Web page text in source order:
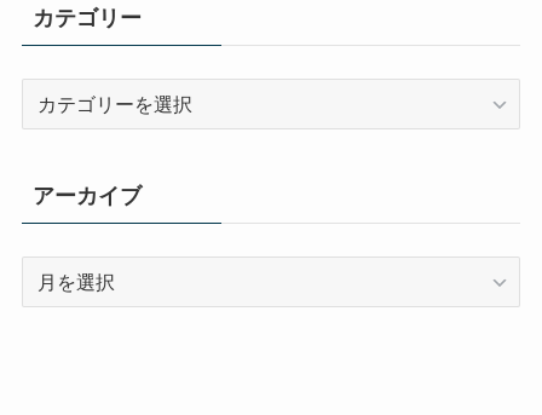
カテゴリー
リ
ー
アーカイブ